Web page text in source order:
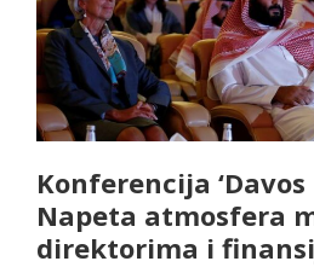
Konferencija
Napeta atmosfera
direktorima i